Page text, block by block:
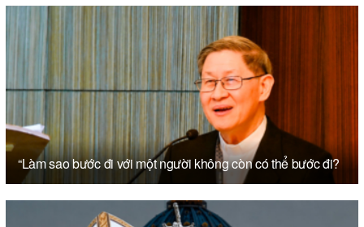
“Làm sao bước đi với một người không còn có thể bước đi?